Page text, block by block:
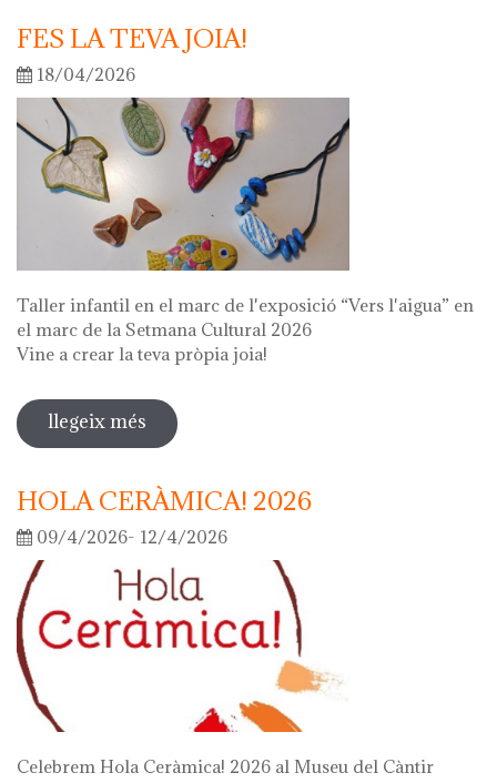
FES LA TEVA JOIA!
18/04/2026
Taller infantil en el marc de l'exposició “Vers l'aigua” en
el marc de la Setmana Cultural 2026
Vine a crear la teva pròpia joia!
llegeix més sobre fes la teva joia!
HOLA CERÀMICA! 2026
09/4/2026- 12/4/2026
Celebrem Hola Ceràmica! 2026 al Museu del Càntir